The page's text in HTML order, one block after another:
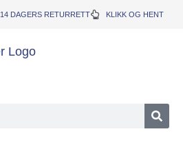
14 DAGERS RETURRETT KLIKK OG HENT